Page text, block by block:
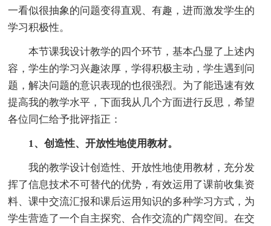
一看似很抽象的问题变得直观、有趣，进而激发学生的
学习积极性。
本节课我设计教学的四个环节，基本凸显了上述内
容，学生的学习兴趣浓厚，学得积极主动，学生遇到问
题，解决问题的意识表现的也很强烈。为了能迅速有效
提高我的教学水平，下面我从几个方面进行反思，希望
各位同仁给予批评指正：
1、创造性、开放性地使用教材。
我的教学设计创造性、开放性地使用教材，充分发
挥了信息技术不可替代的优势，有效运用了课前收集资
料、课中交流汇报和课后运用知识的多种学习方式，为
学生营造了一个自主探究、合作交流的广阔空间。在交